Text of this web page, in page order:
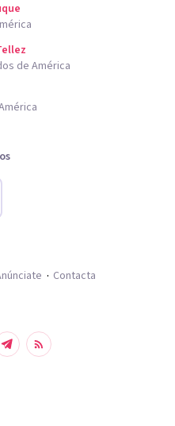
de América
Contacta